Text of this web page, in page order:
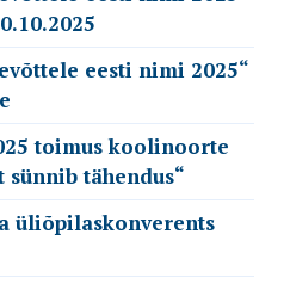
eesti nimi 2025“
toimus koolinoorte
tähendus“
üliõpilaskonverents